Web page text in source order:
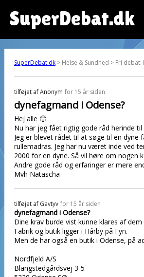
SuperDebat.dk
SuperDebat.dk > Helse & Sundhed > Fri debat:
tilføjet afAnonym for 15 år siden
dynefagmand i Odense?
Hej alle 🙂
Nu har jeg fået rigtig gode råd herinde
Jeg er blevet rådet til at søge til en
rullemadras. Jeg har nu været inde ved
2000 for en dyne. Så vil høre om nogen
Andre gode råd og erfaringer er mere
Mvh Natascha
tilføjet af Gavtyv for 15 år siden
dynefagmand i Odense?
Dine krav burde vist kunne klares af dem
Fabrik og butik ligger i Hårby på Fyn.
Men de har også en butik i Odense, på
Nordfjeld A/S
Blangstedgårdsvej 3-5